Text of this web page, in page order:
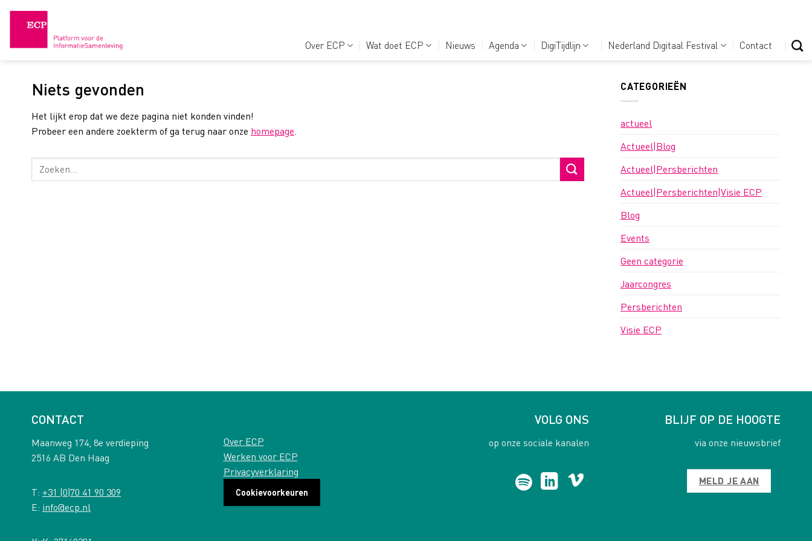
Over ECP Wat doet ECP Nieuws Agenda DigiTijdlijn Nederland Digitaal Festival Contact
Niets gevonden
Het lijkt erop dat we deze pagina niet konden vinden!
Probeer een andere zoekterm of ga terug naar onze homepage
CATEGORIEËN
actueel
Actueel|Blog
Actueel|Persberichten
Actueel|Persberichten|Visie ECP
Blog
Events
Geen categorie
Jaarcongres
Persberichten
Visie ECP
CONTACT
Maanweg 174, 8e verdieping
2516 AB Den Haag
T: +31 (0)70 41 90 309
E: info@ecp.nl
Over ECP
Werken voor ECP
Privacyverklaring
Cookievoorkeuren
VOLG ONS
op onze sociale kanalen
BLIJF OP DE HOOGTE
via onze nieuwsbrief
MELD JE AAN